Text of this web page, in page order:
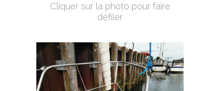
Cliquer sur la photo pour faire
défiler